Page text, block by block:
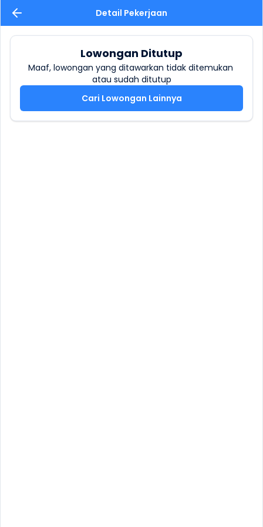
Detail Pekerjaan
Lowongan Ditutup
Maaf, lowongan yang ditawarkan tidak ditemukan
atau sudah ditutup
Cari Lowongan Lainnya